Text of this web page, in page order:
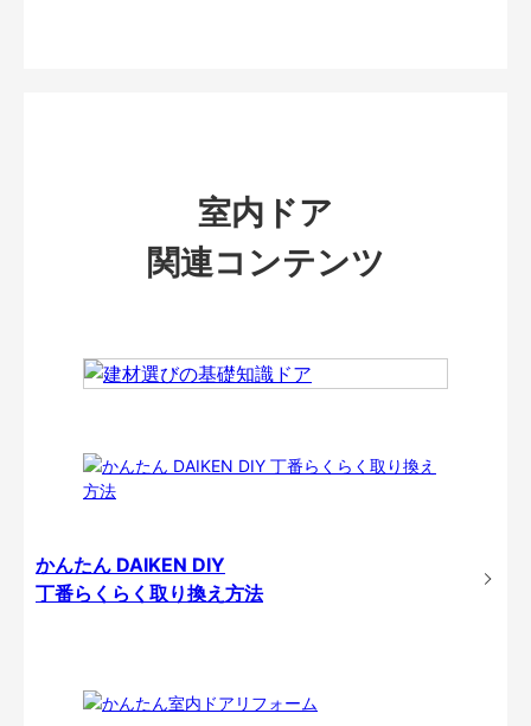
室内ドア
関連コンテンツ
かんたん DAIKEN DIY
丁番らくらく取り換え方法